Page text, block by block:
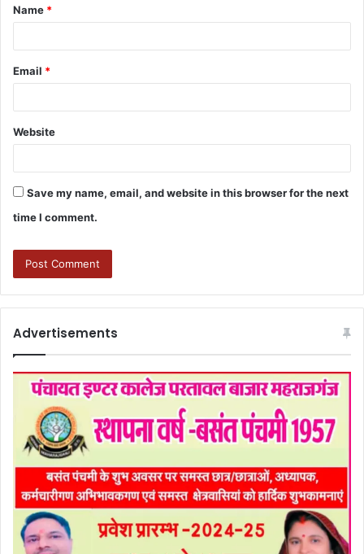
Name *
Email *
Website
Save my name, email, and website in this browser for the next
time I comment.
Advertisements